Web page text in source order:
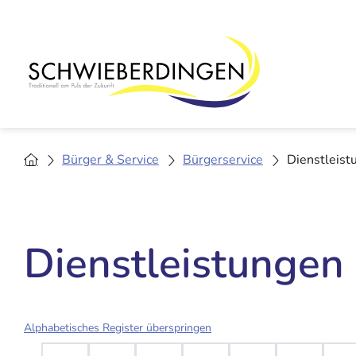
Bürger & Service Bürgerservice
Dienstleistungen
Alphabetisches Register überspringen